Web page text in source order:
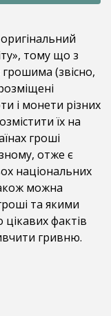
тому що з
(звісно,
і монети різних
їх на
гроші
отже є
національних
можна
та якими
фактів
гривню.